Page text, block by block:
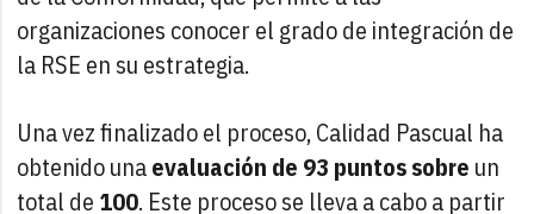
organizaciones conocer el grado de integración de
la RSE en su estrategia.
Una vez finalizado el proceso, Calidad Pascual ha
obtenido unaevaluación de 93 puntos sobre un
total de 100. Este proceso se lleva a cabo a partir